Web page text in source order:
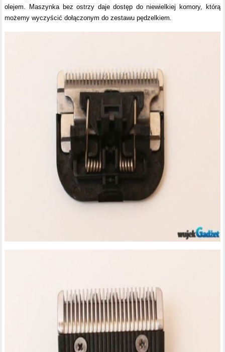
olejem. Maszynka bez ostrzy daje dostęp do niewielkiej komory, którą
możemy wyczyścić dołączonym do zestawu pędzelkiem.